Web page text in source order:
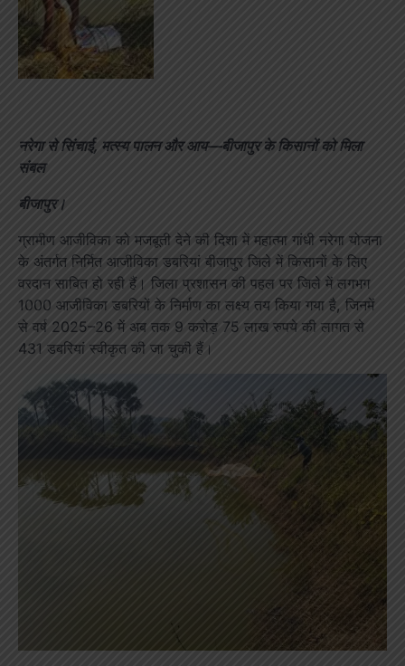
नरेगा से सिंचाई, मत्स्य पालन और आय—बीजापुर के किसानों को मिला
संबल
बीजापुर।
ग्रामीण आजीविका को मजबूती देने की दिशा में महात्मा गांधी नरेगा योजना
के अंतर्गत निर्मित आजीविका डबरियां बीजापुर जिले में किसानों के लिए
वरदान साबित हो रही हैं। जिला प्रशासन की पहल पर जिले में लगभग
1000 आजीविका डबरियों के निर्माण का लक्ष्य तय किया गया है, जिनमें
से वर्ष 2025–26 में अब तक 9 करोड़ 75 लाख रुपये की लागत से
431 डबरियां स्वीकृत की जा चुकी हैं।